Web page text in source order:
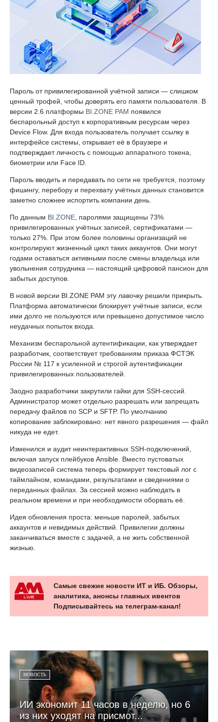
Пароль от привилегированной учётной записи — слишком
ценный трофей, чтобы доверять его памяти пользователя. В
версии 2.6 платформы BI.ZONE PAM появился
беспарольный доступ к корпоративным ресурсам через
Device Flow. Для входа пользователь получает ссылку в
интерфейсе системы, открывает её в браузере и
подтверждает личность с помощью аппаратного токена,
биометрии или Face ID.
Пароль вводить и передавать по сети не требуется, поэтому
фишингу, перебору и перехвату учётных данных становится
заметно сложнее испортить компании день.
По данным BI.ZONE , паролями защищены 73%
привилегированных учётных записей, сертификатами —
только 27%. При этом более половины организаций не
контролируют жизненный цикл таких аккаунтов. Они могут
годами оставаться активными после смены владельца или
увольнения сотрудника — настоящий цифровой пансион для
забытых доступов.
В новой версии BI.ZONE PAM эту лавочку решили прикрыть.
Платформа автоматически блокирует учётные записи, если
ими долго не пользуются или превышено допустимое число
неудачных попыток входа.
Механизм беспарольной аутентификации, как утверждает
разработчик, соответствует требованиям приказа ФСТЭК
России № 117 к усиленной и строгой аутентификации
привилегированных пользователей.
Заодно разработчики закрутили гайки для SSH-сессий.
Администратор может отдельно разрешать или запрещать
передачу файлов по SCP и SFTP. По умолчанию
копирование заблокировано: нет явного разрешения — файл
никуда не едет.
Изменился и аудит неинтерактивных SSH-подключений,
включая запуск плейбуков Ansible. Вместо пустоватых
видеозаписей система теперь формирует текстовый лог с
таймлайном, командами, результатами и сведениями о
переданных файлах. За сессией можно наблюдать в
реальном времени и при необходимости оборвать её.
Идея обновления проста: меньше паролей, забытых
аккаунтов и невидимых действий. Привилегии должны
заканчиваться вместе с задачей, а не жить собственной
жизнью.
Самые свежие новости ИТ и ИБ. Обзоры,
аналитика, анонсы главных ивентов
Подписывайтесь на телеграм-канал!
НОВОСТЬ
ИИ экономит 11 часов в неделю, но 6
из них уходят на присмот...